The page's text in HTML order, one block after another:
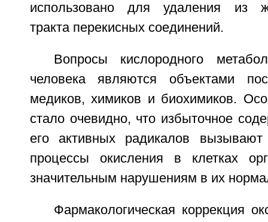
использовано для удаления из
тракта перекисных соединений.
Вопросы кислородного
человека являются объектами
медиков, химиков и биохимиков.
стало очевидно, что избыточное
его активных радикалов вызывают
процессы окисления в клетках
значительным нарушениям в их
Фармакологическая коррекция